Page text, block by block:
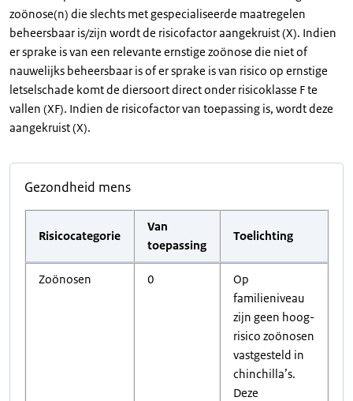
zoönose(n) die slechts met gespecialiseerde maatregelen
beheersbaar is/zijn wordt de risicofactor aangekruist (X). Indien
er sprake is van een relevante ernstige zoönose die niet of
nauwelijks beheersbaar is of er sprake is van risico op ernstige
letselschade komt de diersoort direct onder risicoklasse F te
vallen (XF). Indien de risicofactor van toepassing is, wordt deze
aangekruist (X).
Gezondheid mens
Risicocategorie
Van
toepassing
Toelichting
Zoönosen 0
Op
familieniveau
zijn geen hoog-
risico zoönosen
vastgesteld in
chinchilla’s.
Deze